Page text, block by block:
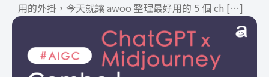
用的外掛，今天就讓 awoo 整理最好用的 5 個 ch […]